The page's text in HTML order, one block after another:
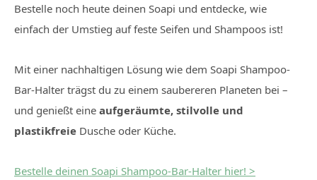
Bestelle noch heute deinen Soapi und entdecke, wie
einfach der Umstieg auf feste Seifen und Shampoos ist!
Mit einer nachhaltigen Lösung wie dem Soapi Shampoo-
Bar-Halter trägst du zu einem saubereren Planeten bei –
und genießt eine aufgeräumte, stilvolle und
plastikfreie Dusche oder Küche.
Bestelle deinen Soapi Shampoo-Bar-Halter hier! >